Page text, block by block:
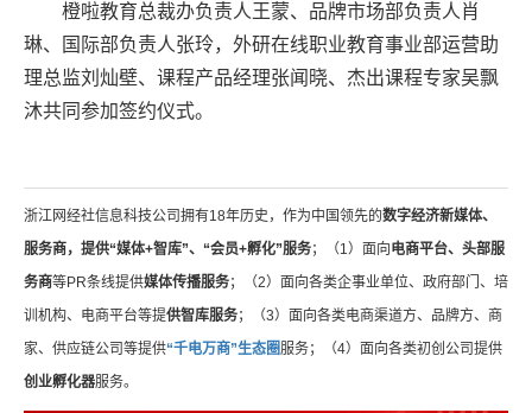
橙啦教育总裁办负责人王蒙、品牌市场部负责人肖
琳、国际部负责人张玲，外研在线职业教育事业部运营助
理总监刘灿壁、课程产品经理张闻晓、杰出课程专家吴飘
沐共同参加签约仪式。
浙江网经社信息科技公司拥有18年历史，作为中国领先的数字经济新媒体、
服务商，提供“媒体+智库”、“会员+孵化”服务；（1）面向 电商平台、头部服
务商等PR条线提供媒体传播服务；（2）面向各类企事业单位、政府部门、培
训机构、电商平台等提供智库服务；（3）面向各类电商渠道方、品牌方、商
家、供应链公司等提供“千电万商”生态圈服务；（4）面向各类初创公司提供
创业孵化器服务。